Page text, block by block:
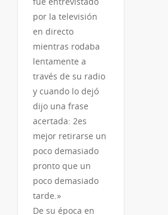
por la televisión
en directo
mientras rodaba
lentamente a
través de su radio
y cuando lo dejó
dijo una frase
acertada: 2es
mejor retirarse un
poco demasiado
pronto que un
poco demasiado
tarde.»
De su época en